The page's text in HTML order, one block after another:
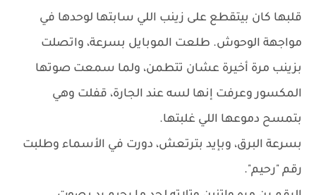
قلبها كان بيتقطع على زينب اللي سابتها لوحدها في
مواجهة الوحوش. طلعت الموبايل بسرعة، واتصلت
بزينب مرة أخيرة عشان تتطمن، ولما سمعت صوتها
المكسور وعرفت إنها لسه عند الجارة، قفلت وهي
بتمسح دموعها اللي غلبتها.
بسرعة البرق، وبإيد بترتعش، دورت في الأسماء وطلبت
رقم "رحيم".